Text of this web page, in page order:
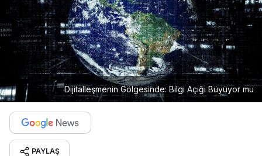
Dijitalleşmenin Gölgesinde: Bilgi Açığı Büyüyor mu
PAYLAŞ